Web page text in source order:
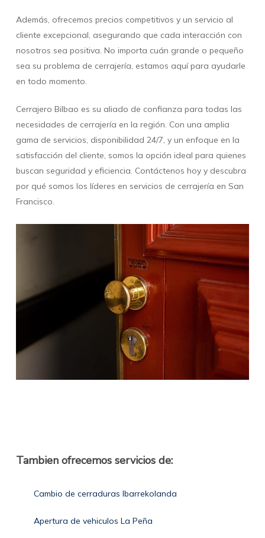
Además, ofrecemos precios competitivos y un servicio al
cliente excepcional, asegurando que cada interacción con
nosotros sea positiva. No importa cuán grande o pequeño
sea su problema de cerrajería, estamos aquí para ayudarle
en todo momento.
Cerrajero Bilbao es su aliado de confianza para todas las
necesidades de cerrajería en la región. Con una amplia
gama de servicios, disponibilidad 24/7, y un enfoque en la
satisfacción del cliente, somos la opción ideal para quienes
buscan seguridad y eficiencia. Contáctenos hoy y descubra
por qué somos los líderes en servicios de cerrajería en San
Francisco.
Tambien ofrecemos servicios de:
Cambio de cerraduras Ibarrekolanda
Apertura de vehiculos La Peña